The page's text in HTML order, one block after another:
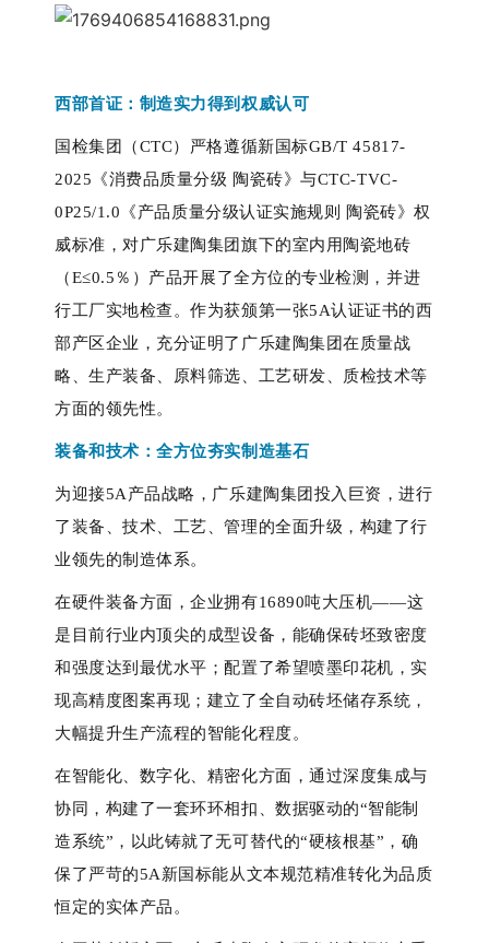
西部首证： 制造实力得到权威认可
国检集团（CTC）严格遵循新国标GB/T 45817-
2025《消费品质量分级 陶瓷砖》与CTC-TVC-
0P25/1.0《产品质量分级认证实施规则 陶瓷砖》权
威标准，对广乐建陶集团旗下的室内用陶瓷地砖
（E≤0.5％）产品开展了全方位的专业检测，并进
行工厂实地检查。作为获颁第一张5A认证证书的西
部产区企业，充分证明了广乐建陶集团在质量战
略、生产装备、原料筛选、工艺研发、质检技术等
方面的领先性。
装备和技术：全方位夯实制造基石
为迎接5A产品战略，广乐建陶集团投入巨资，进行
了装备、技术、工艺、管理的全面升级，构建了行
业领先的制造体系。
在硬件装备方面，企业拥有16890吨大压机——这
是目前行业内顶尖的成型设备，能确保砖坯致密度
和强度达到最优水平；配置了希望喷墨印花机，实
现高精度图案再现；建立了全自动砖坯储存系统，
大幅提升生产流程的智能化程度。
在智能化、数字化、精密化方面，通过深度集成与
协同，构建了一套环环相扣、数据驱动的“智能制
造系统”，以此铸就了无可替代的“硬核根基”，确
保了严苛的5A新国标能从文本规范精准转化为品质
恒定的实体产品。